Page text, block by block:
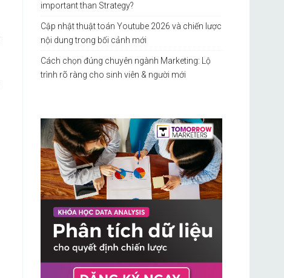
important than Strategy?
Cập nhật thuật toán Youtube 2026 và chiến lược
nội dung trong bối cảnh mới
Cách chọn đúng chuyên ngành Marketing: Lộ
trình rõ ràng cho sinh viên & người mới